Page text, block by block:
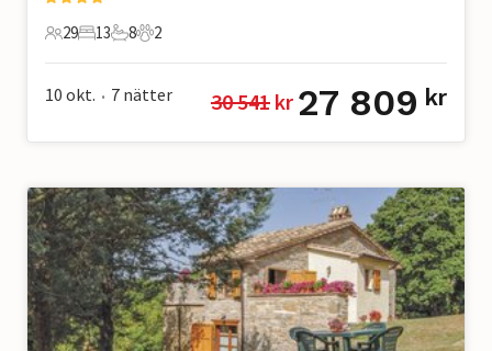
29 Gäster
29
13 Sovrum
13
8 Badrum
8
2 Husdjur
2
10 okt. • 7 nätter 30 541 kr 27 809 kr